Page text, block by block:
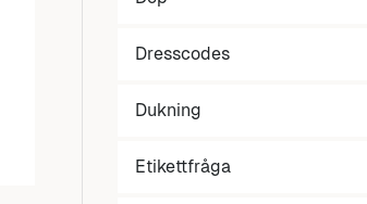
Dresscodes
Dukning
Etikettfråga